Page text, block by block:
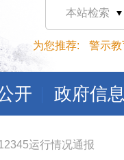
本站检索
为您推荐: 警示教
开 政府信
运行情况通报